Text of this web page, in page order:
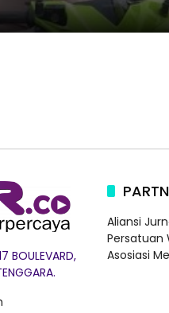
BOULEVARD,
Aliansi
Persatuan
Asosiasi